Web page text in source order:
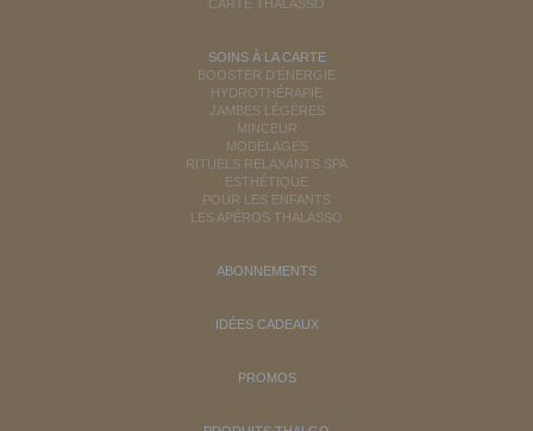
CARTE THALASSO
SOINS À LA CARTE
BOOSTER D'ÉNERGIE
HYDROTHÉRAPIE
JAMBES LÉGÈRES
MINCEUR
MODELAGES
RITUELS RELAXANTS SPA
ESTHÉTIQUE
POUR LES ENFANTS
LES APÉROS THALASSO
ABONNEMENTS
IDÉES CADEAUX
PROMOS